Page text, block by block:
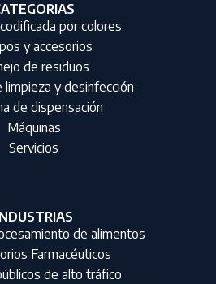
por colores
y accesorios
de residuos
limpieza y desinfección
de dispensación
Máquinas
Servicios
de alimentos
Farmacéuticos
de alto tráfico